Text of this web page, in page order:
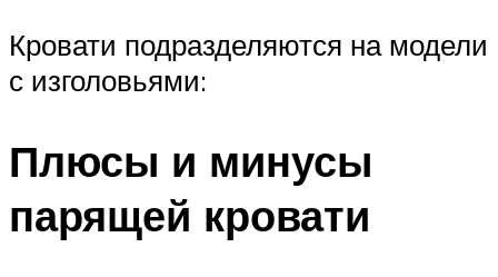
Кровати подразделяются на модели
с изголовьями:
Плюсы и минусы
парящей кровати